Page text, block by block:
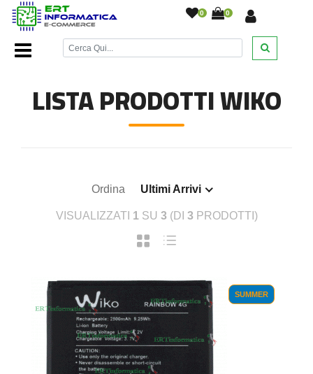
0 0
Home Page/Ricambi smartphone e tablet/ricambi wiko
LISTA PRODOTTI WIKO
Ordina Ultimi Arrivi
VISUALIZZATI 1 SU 3 (DI 3 PRODOTTI)
SUMMER